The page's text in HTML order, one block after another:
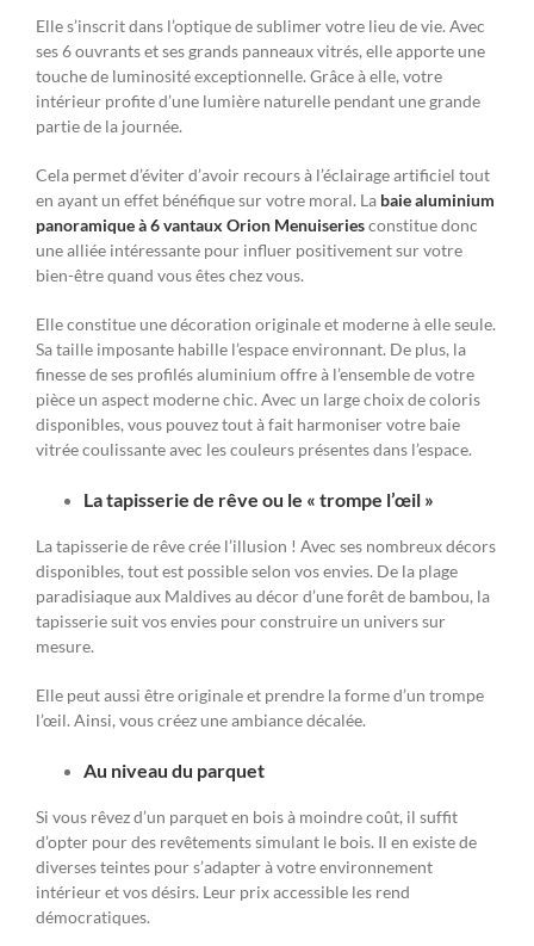
Elle s’inscrit dans l’optique de sublimer votre lieu de vie. Avec
ses 6 ouvrants et ses grands panneaux vitrés, elle apporte une
touche de luminosité exceptionnelle. Grâce à elle, votre
intérieur profite d’une lumière naturelle pendant une grande
partie de la journée.
Cela permet d’éviter d’avoir recours à l’éclairage artificiel tout
en ayant un effet bénéfique sur votre moral. La baie aluminium
panoramique à 6 vantaux Orion Menuiseriesconstitue donc
une alliée intéressante pour influer positivement sur votre
bien-être quand vous êtes chez vous.
Elle constitue une décoration originale et moderne à elle seule.
Sa taille imposante habille l’espace environnant. De plus, la
finesse de ses profilés aluminium offre à l’ensemble de votre
pièce un aspect moderne chic. Avec un large choix de coloris
disponibles, vous pouvez tout à fait harmoniser votre baie
vitrée coulissante avec les couleurs présentes dans l’espace.
La tapisserie de rêve ou le « trompe l’œil »
La tapisserie de rêve crée l’illusion ! Avec ses nombreux décors
disponibles, tout est possible selon vos envies. De la plage
paradisiaque aux Maldives au décor d’une forêt de bambou, la
tapisserie suit vos envies pour construire un univers sur
mesure.
Elle peut aussi être originale et prendre la forme d’un trompe
l’œil. Ainsi, vous créez une ambiance décalée.
Au niveau du parquet
Si vous rêvez d’un parquet en bois à moindre coût, il suffit
d’opter pour des revêtements simulant le bois. Il en existe de
diverses teintes pour s’adapter à votre environnement
intérieur et vos désirs. Leur prix accessible les rend
démocratiques.